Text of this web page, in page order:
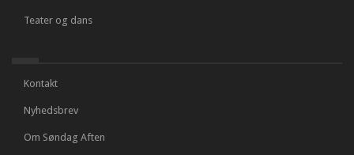
Teater og dans
Kontakt
Nyhedsbrev
Om Søndag Aften